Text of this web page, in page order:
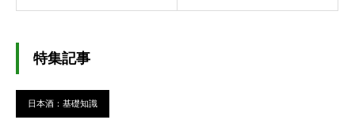
特集記事
日本酒：基礎知識